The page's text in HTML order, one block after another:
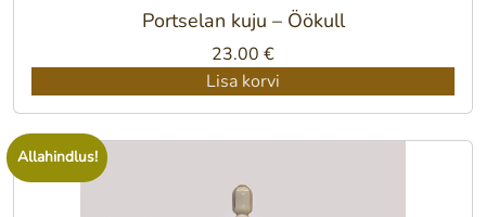
Portselan kuju – Öökull
23.00 €
Lisa korvi
Allahindlus!